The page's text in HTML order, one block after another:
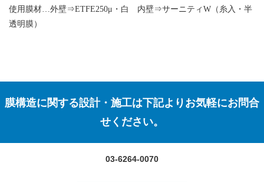
使用膜材…外壁⇒ETFE250μ・白 内壁⇒サーニティW（糸入・半
透明膜）
膜構造に関する設計・施工は下記よりお気軽にお問合
せください。
03-6264-0070